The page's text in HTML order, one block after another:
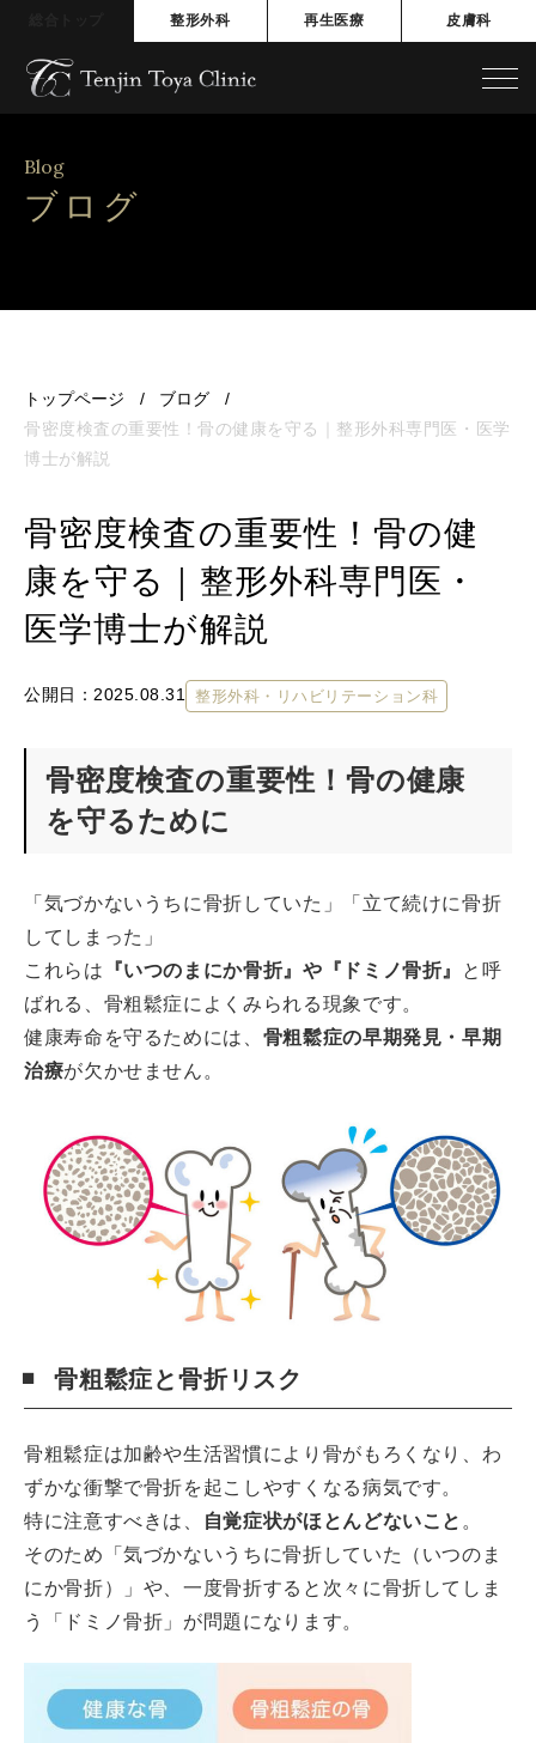
整形外科 再生医療 皮膚科
Blog
ブログ
トップページ
ブログ
骨密度検査の重要性！骨の健康を守る｜整形外科専門医・医学
博士が解説
骨密度検査の重要性！骨の健
康を守る｜整形外科専門医・
医学博士が解説
公開日： 2025.08.31 整形外科・リハビリテーション科
骨密度検査の重要性！骨の健康
を守るために
「気づかないうちに骨折していた」「立て続けに骨折
してしまった」
これらは 『いつのまにか骨折』や『ドミノ骨折』
と呼
ばれる、骨粗鬆症によくみられる現象です。
健康寿命を守るためには、 骨粗鬆症の早期発見・早期
治療が欠かせません。
骨粗鬆症と骨折リスク
骨粗鬆症は加齢や生活習慣により骨がもろくなり、わ
ずかな衝撃で骨折を起こしやすくなる病気です。
特に注意すべきは、
自覚症状がほとんどないこと 。
そのため「気づかないうちに骨折していた（いつのま
にか骨折）」や、一度骨折すると次々に骨折してしま
う「ドミノ骨折」が問題になります。